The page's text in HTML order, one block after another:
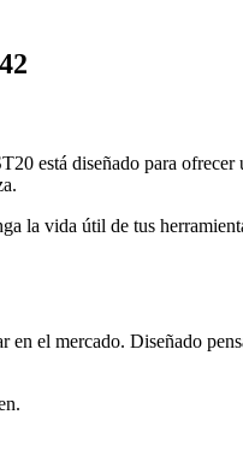
está diseñado para
la vida útil de tus
el mercado. Diseñado